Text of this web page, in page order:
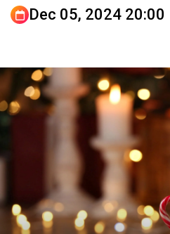
Dec 05, 2024 20:00